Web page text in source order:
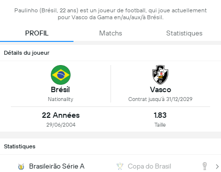
Paulinho (Brésil, 22 ans) est un joueur de football, qui joue actuellement
pour Vasco da Gama en/au/aux/à Brésil.
PROFIL Matchs Statistiques
Détails du joueur
Brésil
Nationality
Vasco
Contrat jusqu'à 31/12/2029
22 Années
29/06/2004
1.83
Taille
Statistiques
Brasileirão Série A Copa do Brasil